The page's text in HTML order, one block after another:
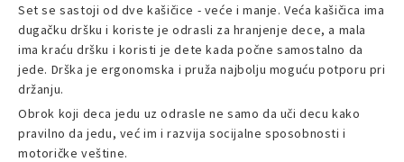
Set se sastoji od dve kašičice - veće i manje. Veća kašičica ima
dugačku dršku i koriste je odrasli za hranjenje dece, a mala
ima kraću dršku i koristi je dete kada počne samostalno da
jede. Drška je ergonomska i pruža najbolju moguću potporu pri
držanju.
Obrok koji deca jedu uz odrasle ne samo da uči decu kako
pravilno da jedu, već im i razvija socijalne sposobnosti i
motoričke veštine.